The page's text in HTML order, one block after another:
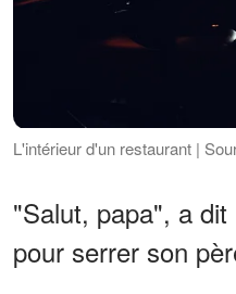
L'intérieur d'un restaurant |
"Salut, papa", a
pour serrer son